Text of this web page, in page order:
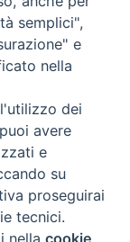
- Tutti i
semplici",
e
nella
dei
avere
e
su
proseguirai
tecnici.